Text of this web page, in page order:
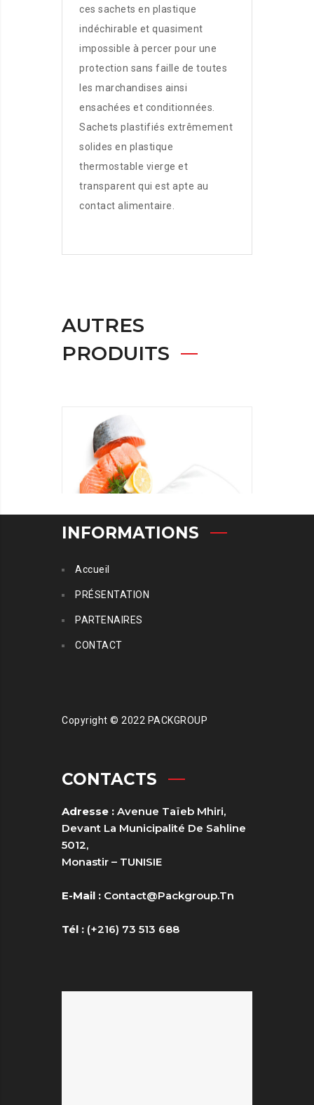
ces sachets en plastique
indéchirable et quasiment
impossible à percer pour une
protection sans faille de toutes
les marchandises ainsi
ensachées et conditionnées.
Sachets plastifiés extrêmement
solides en plastique
thermostable vierge et
transparent qui est apte au
contact alimentaire.
AUTRES
PRODUITS
SAC SOUS VIDE LISSE
INFORMATIONS
Accueil
PRÉSENTATION
PARTENAIRES
CONTACT
Copyright © 2022 PACKGROUP
CONTACTS
Adresse : Avenue Taïeb Mhiri,
Devant La Municipalité De Sahline
5012,
Monastir – TUNISIE
E-Mail : Contact@packgroup.tn
Tél : (+216) 73 513 688